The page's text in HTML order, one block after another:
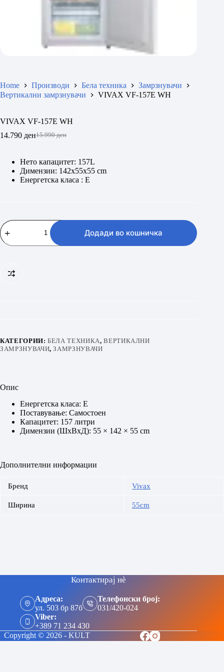
Home Производи Бела техника
Замрзнувачи
Вертикални замрзнувачи
VIVAX VF-157E WH
VIVAX VF-157E WH
15.990ден
Original
15.990 ден.
14.790 денCurrent
14.790 ден.
Нето капацитет: 157L
Димензии: 142x55x55 cm
Енергетска класа : E
VIVAX
VF-
157E
Додади во кошничка
КАТЕГОРИИ:БЕЛА ТЕХНИКА,ВЕРТИКАЛНИ
ЗАМРЗНУВАЧИ,ЗАМРЗНУВАЧИ
Опис
Енергетска класа: E
Поставување: Самостоен
Капацитет: 157 литри
Димензии (ШхВxД): 55 × 142 × 55 cm
Дополнителни информации
Бренд Vivax
Ширина 55cm
Контактирај нè
Адреса:
ул. 503 бр 87б
Телефонски број:
031/420-024
Viber:
+389 71 234 430
Copyright © 2026 - KULT